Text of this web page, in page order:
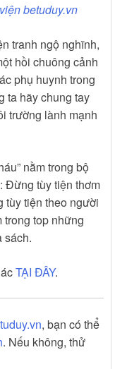
betuduy.vn
tranh ngộ nghĩnh,
hồi chuông cảnh
phụ huynh trong
ta hãy chung tay
trường lành mạnh
nằm trong bộ
Đừng tùy tiện thơm
tiện theo người
trong top những
sách.
TẠI ĐÂY.
, bạn có thể
. Nếu không, thử